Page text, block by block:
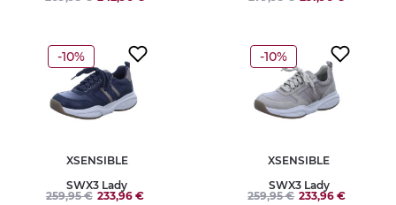
-10%
XSENSIBLE
SWX3 Lady
259,95 € 233,96 €
-10%
XSENSIBLE
SWX3 Lady
259,95 € 233,96 €